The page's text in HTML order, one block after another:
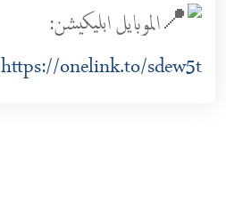
الموبايل ابليكيشن:
https://onelink.to/sdew5t